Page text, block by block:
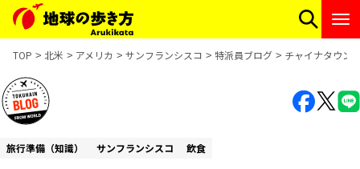
TOP 北米 アメリカ サンフランシスコ 特派員ブログ チャイナタウン
旅行準備（知識） サンフランシスコ 飲食